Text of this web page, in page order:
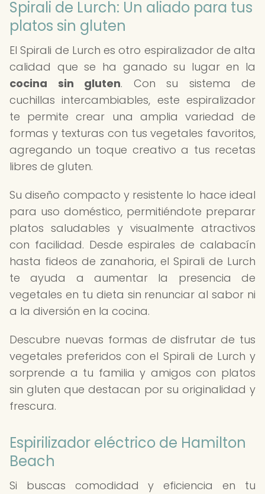
Spirali de Lurch: Un aliado para tus
platos sin gluten
El Spirali de Lurch es otro espiralizador de alta
calidad que se ha ganado su lugar en la
cocina sin gluten. Con su sistema de
cuchillas intercambiables, este espiralizador
te permite crear una amplia variedad de
formas y texturas con tus vegetales favoritos,
agregando un toque creativo a tus recetas
libres de gluten.
Su diseño compacto y resistente lo hace ideal
para uso doméstico, permitiéndote preparar
platos saludables y visualmente atractivos
con facilidad. Desde espirales de calabacín
hasta fideos de zanahoria, el Spirali de Lurch
te ayuda a aumentar la presencia de
vegetales en tu dieta sin renunciar al sabor ni
a la diversión en la cocina.
Descubre nuevas formas de disfrutar de tus
vegetales preferidos con el Spirali de Lurch y
sorprende a tu familia y amigos con platos
sin gluten que destacan por su originalidad y
frescura.
Espirilizador eléctrico de Hamilton
Beach
Si buscas comodidad y eficiencia en tu